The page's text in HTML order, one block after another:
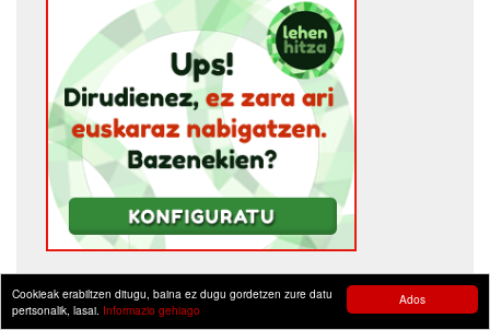
Ados
Cookieak erabiltzen ditugu, baina ez dugu gordetzen zure datu
pertsonalik, lasai. Informazio gehiago